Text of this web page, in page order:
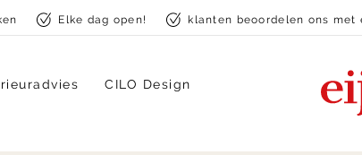
Elke dag open! klanten beoordelen ons met
CILO Design